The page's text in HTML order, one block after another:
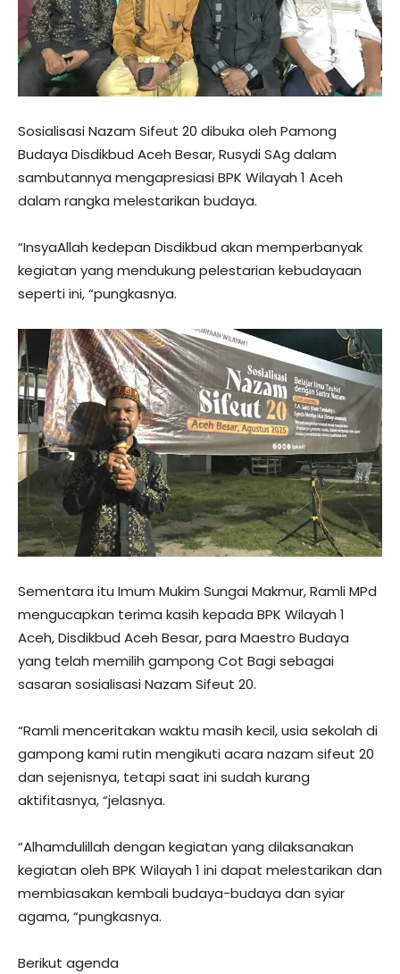
Sosialisasi Nazam Sifeut 20 dibuka oleh Pamong
Budaya Disdikbud Aceh Besar, Rusydi SAg dalam
sambutannya mengapresiasi BPK Wilayah 1 Aceh
dalam rangka melestarikan budaya.
“InsyaAllah kedepan Disdikbud akan memperbanyak
kegiatan yang mendukung pelestarian kebudayaan
seperti ini, “pungkasnya.
Sementara itu Imum Mukim Sungai Makmur, Ramli MPd
mengucapkan terima kasih kepada BPK Wilayah 1
Aceh, Disdikbud Aceh Besar, para Maestro Budaya
yang telah memilih gampong Cot Bagi sebagai
sasaran sosialisasi Nazam Sifeut 20.
“Ramli menceritakan waktu masih kecil, usia sekolah di
gampong kami rutin mengikuti acara nazam sifeut 20
dan sejenisnya, tetapi saat ini sudah kurang
aktifitasnya, “jelasnya.
“Alhamdulillah dengan kegiatan yang dilaksanakan
kegiatan oleh BPK Wilayah 1 ini dapat melestarikan dan
membiasakan kembali budaya-budaya dan syiar
agama, “pungkasnya.
Berikut agenda